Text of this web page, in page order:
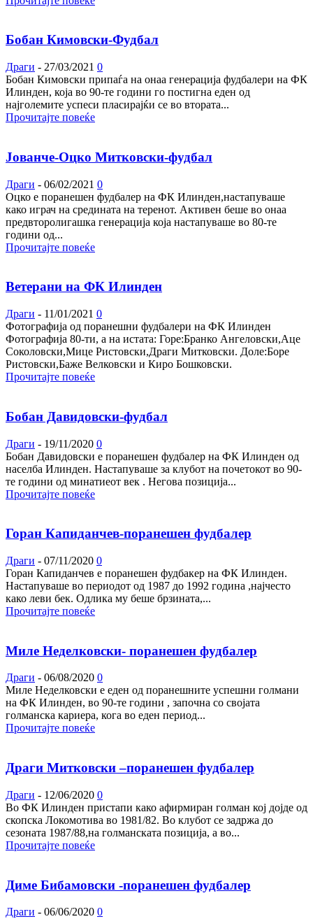
Бобан Кимовски-Фудбал
Драги - 27/03/2021 0
Бобан Кимовски припаѓа на онаа генерација фудбалери на ФК
Илинден, која во 90-те години го постигна еден од
најголемите успеси пласирајќи се во втората...
Прочитајте повеќе
Јованче-Оцко Митковски-фудбал
Драги - 06/02/2021 0
Оцко е поранешен фудбалер на ФК Илинден,настапуваше
како играч на средината на теренот. Активен беше во онаа
предвторолигашка генерација која настапуваше во 80-те
години од...
Прочитајте повеќе
Ветерани на ФК Илинден
Драги - 11/01/2021 0
Фотографија од поранешни фудбалери на ФК Илинден
Фотографија 80-ти, а на истата: Горе:Бранко Ангеловски,Аце
Соколовски,Мице Ристовски,Драги Митковски. Доле:Боре
Ристовски,Баже Велковски и Киро Бошковски.
Прочитајте повеќе
Бобан Давидовски-фудбал
Драги - 19/11/2020 0
Бобан Давидовски е поранешен фудбалер на ФК Илинден од
населба Илинден. Настапуваше за клубот на почетокот во 90-
те години од минатиеот век . Негова позиција...
Прочитајте повеќе
Горан Капиданчев-поранешен фудбалер
Драги - 07/11/2020 0
Горан Капиданчев е поранешен фудбакер на ФК Илинден.
Настапуваше во периодот од 1987 до 1992 година ,најчесто
како леви бек. Одлика му беше брзината,...
Прочитајте повеќе
Миле Неделковски- поранешен фудбалер
Драги - 06/08/2020 0
Миле Неделковски е еден од поранешните успешни голмани
на ФК Илинден, во 90-те години , започна со својата
голманска кариера, кога во еден период...
Прочитајте повеќе
Драги Митковски –поранешен фудбалер
Драги - 12/06/2020 0
Во ФК Илинден пристапи како афирмиран голман кој дојде од
скопска Локомотива во 1981/82. Во клубот се задржа до
сезоната 1987/88,на голманската позиција, а во...
Прочитајте повеќе
Диме Бибамовски -поранешен фудбалер
Драги - 06/06/2020 0